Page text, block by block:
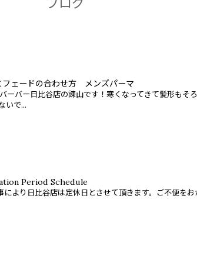
フェードの合わせ方 メンズパーマ
ーバー日比谷店の諌山です！寒くなってきて髪形もそ
いで...
Period Schedule
により日比谷店は定休日とさせて頂きます。ご不便をお